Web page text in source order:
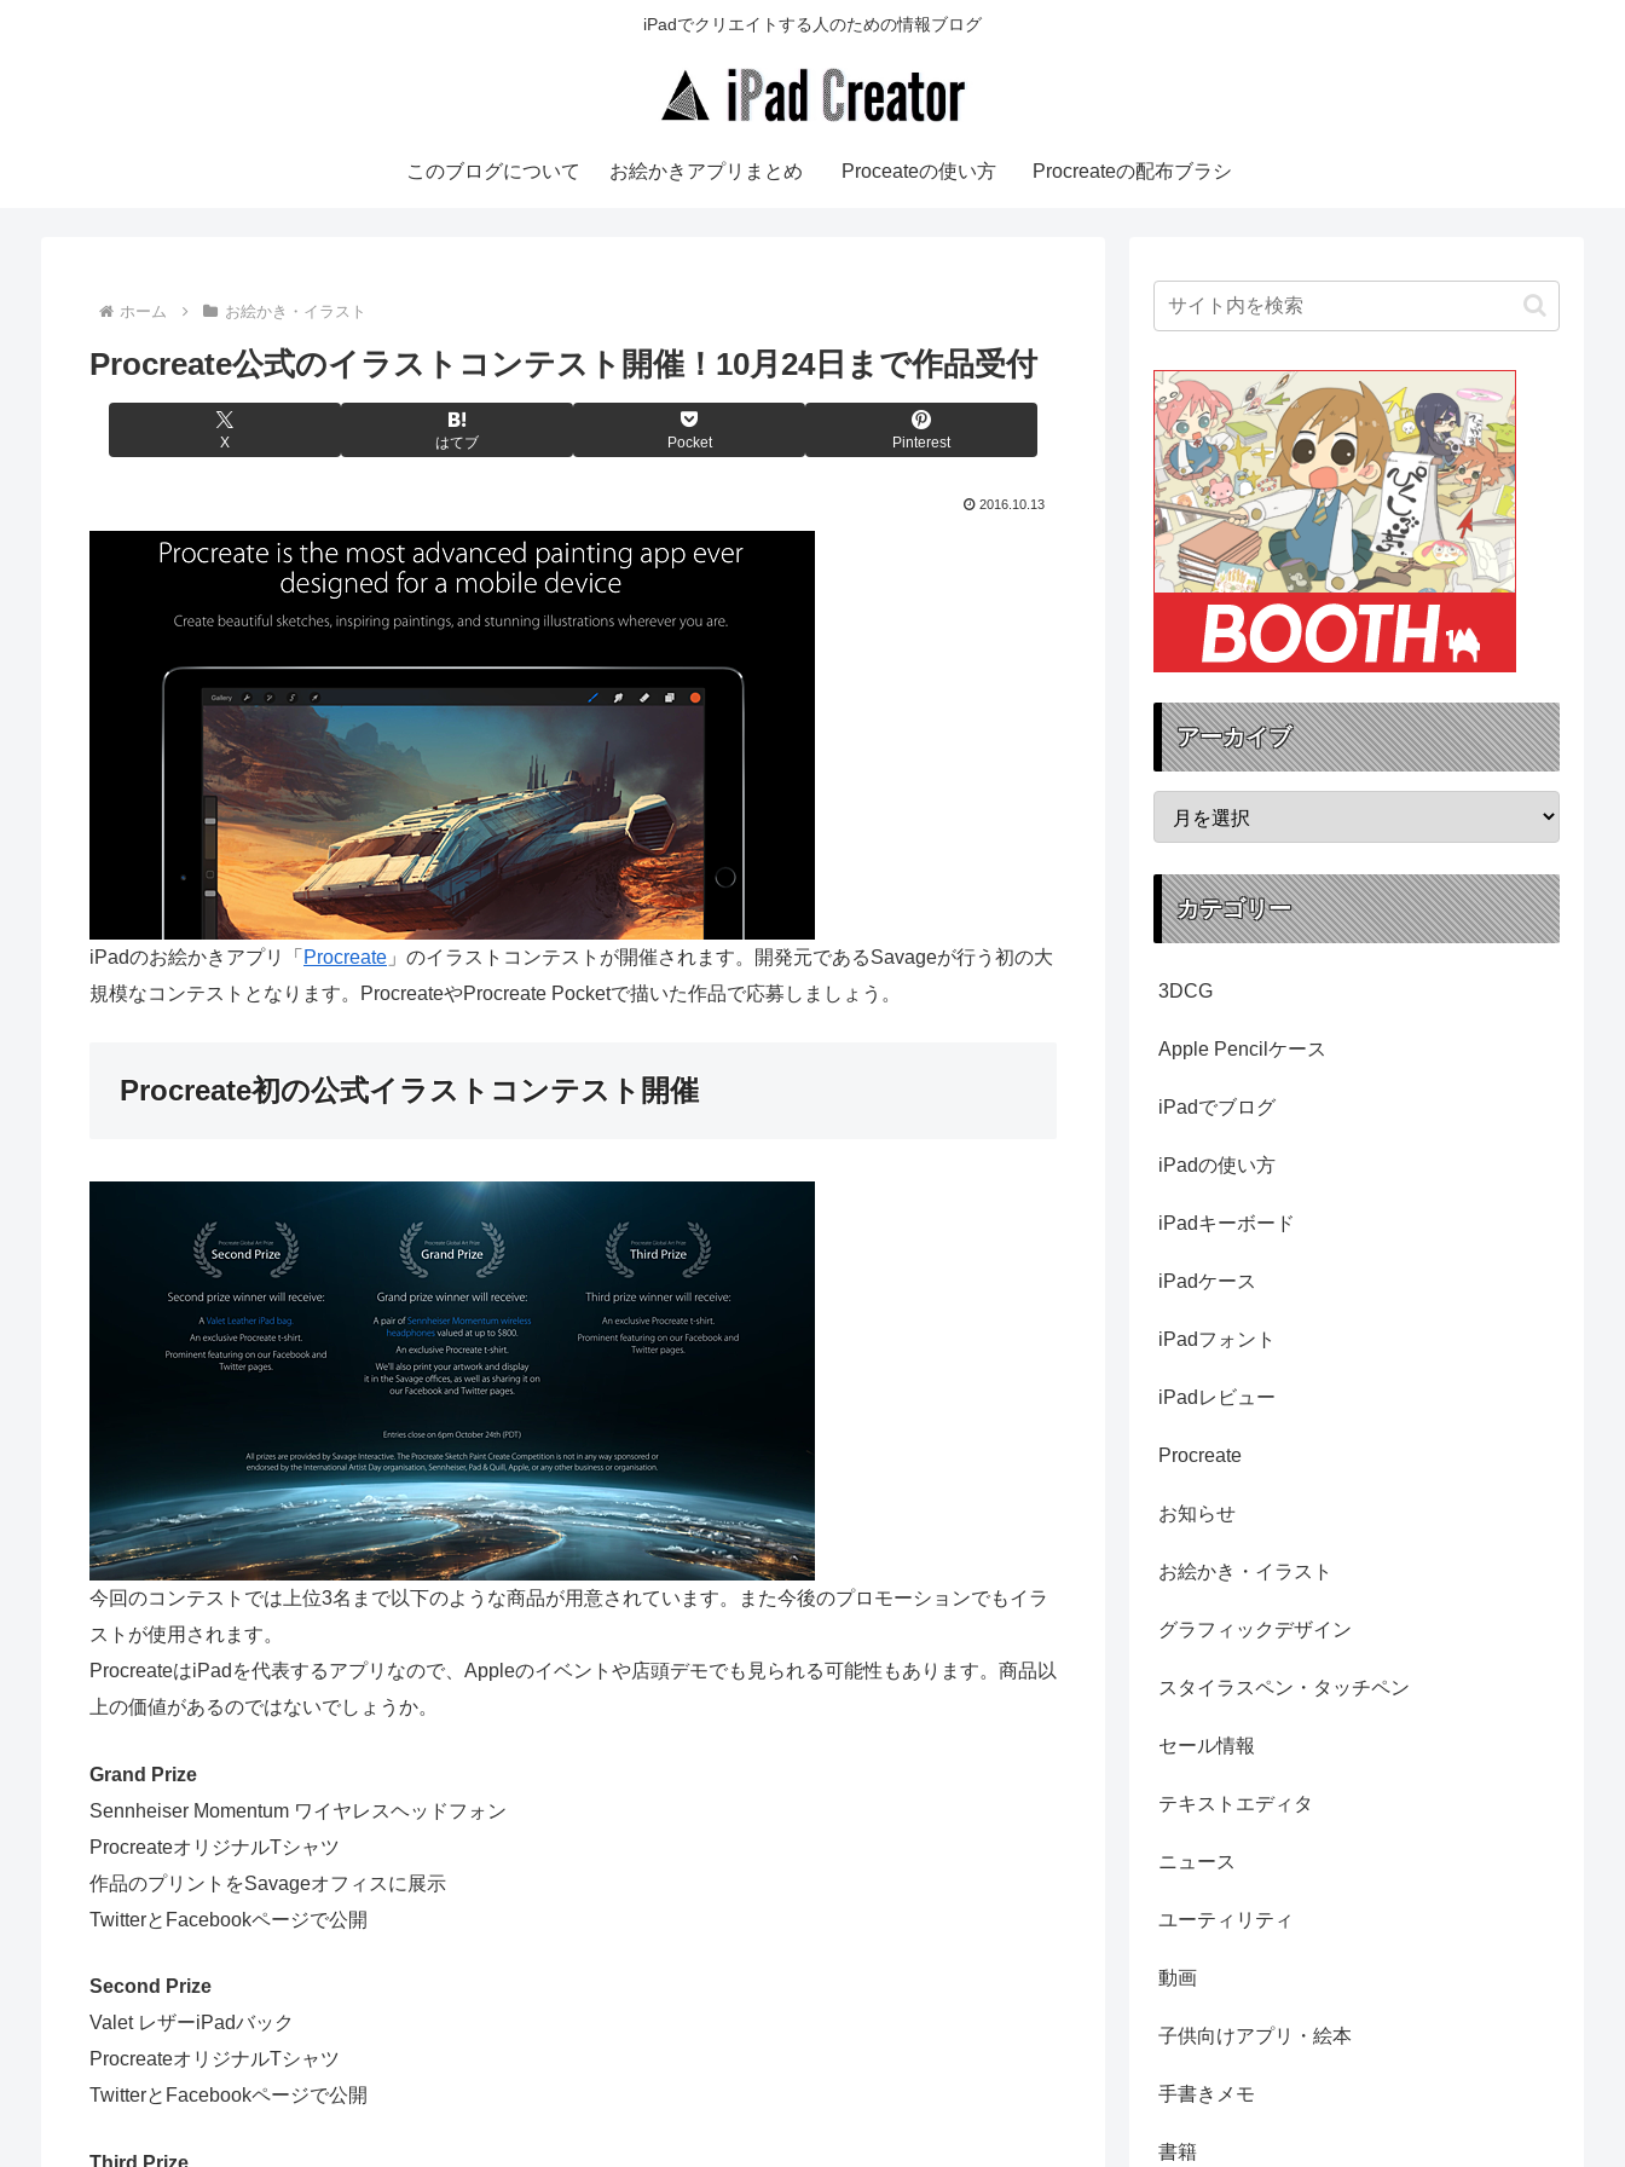
iPadでクリエイトする人のための情報ブログ
このブログについて お絵かきアプリまとめ Proceateの使い方 Procreateの配布ブラシ
ホーム お絵かき・イラスト
Procreate公式のイラストコンテスト開催！10月24日まで作品受付
X はてブ Pocket Pinterest
2016.10.13
iPadのお絵かきアプリ「 Procreate 」のイラストコンテストが開催されます。開発元であるSavageが行う初の大
規模なコンテストとなります。ProcreateやProcreate Pocketで描いた作品で応募しましょう。
Procreate初の公式イラストコンテスト開催
今回のコンテストでは上位3名まで以下のような商品が用意されています。また今後のプロモーションでもイラ
ストが使用されます。
ProcreateはiPadを代表するアプリなので、Appleのイベントや店頭デモでも見られる可能性もあります。商品以
上の価値があるのではないでしょうか。
Grand Prize
Sennheiser Momentum ワイヤレスヘッドフォン
ProcreateオリジナルTシャツ
作品のプリントをSavageオフィスに展示
TwitterとFacebookページで公開
Second Prize
Valet レザーiPadバック
ProcreateオリジナルTシャツ
TwitterとFacebookページで公開
Third Prize
アーカイブ
カテゴリー
3DCG
Apple Pencilケース
iPadでブログ
iPadの使い方
iPadキーボード
iPadケース
iPadフォント
iPadレビュー
Procreate
お知らせ
お絵かき・イラスト
グラフィックデザイン
スタイラスペン・タッチペン
セール情報
テキストエディタ
ニュース
ユーティリティ
動画
子供向けアプリ・絵本
手書きメモ
書籍